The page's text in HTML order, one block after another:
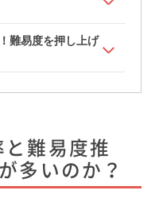
難易度を押し上げ
難易度推
多いのか？